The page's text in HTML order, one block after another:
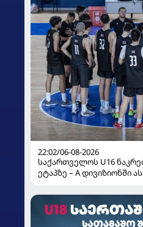
22:02/06-08-2026
საქართველოს U16
ეტაპზე – A დივიზიონში